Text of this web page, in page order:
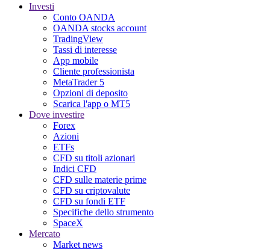
Investi
Conto OANDA
OANDA stocks account
TradingView
Tassi di interesse
App mobile
Cliente professionista
MetaTrader 5
Opzioni di deposito
Scarica l'app o MT5
Dove investire
Forex
Azioni
ETFs
CFD su titoli azionari
Indici CFD
CFD sulle materie prime
CFD su criptovalute
CFD su fondi ETF
Specifiche dello strumento
SpaceX
Mercato
Market news